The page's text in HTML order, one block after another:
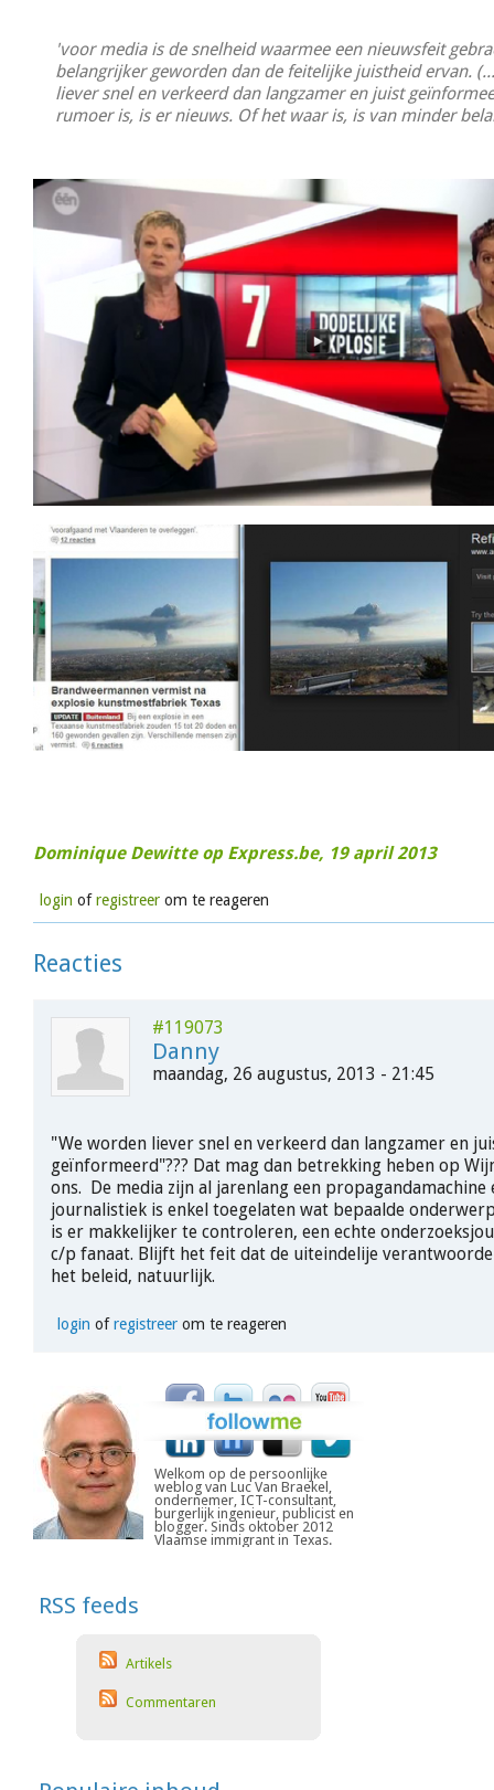
'voor media is de snelheid waarmee een nieuwsfeit
belangrijker geworden dan de feitelijke juistheid ervan.
liever snel en verkeerd dan langzamer en juist
rumoer is, is er nieuws. Of het waar is, is van minder
Dominique Dewitte op Express.be, 19 april 2013
login ofregistreerom te reageren
Reacties
#119073
Danny
maandag, 26 augustus, 2013 - 21:45
"We worden liever snel en verkeerd dan langzamer en
geïnformeerd"??? Dat mag dan betrekking heben op
ons. De media zijn al jarenlang een propagandamachine
journalistiek is enkel toegelaten wat bepaalde
is er makkelijker te controleren, een echte
c/p fanaat. Blijft het feit dat de uiteindelije
het beleid, natuurlijk.
login ofregistreerom te reageren
Welkom op de persoonlijke
weblog van Luc Van Braekel,
ondernemer, ICT-consultant,
burgerlijk ingenieur, publicist en
blogger. Sinds oktober 2012
Vlaamse immigrant in Texas.
RSS feeds
Artikels
Commentaren